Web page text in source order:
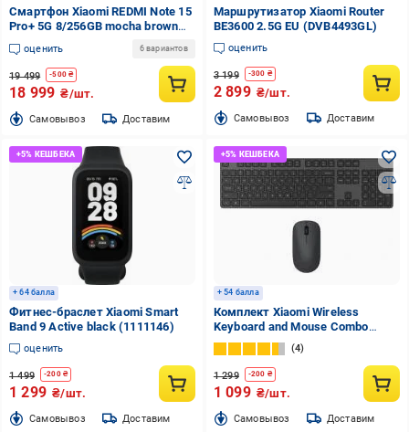
Смартфон Xiaomi REDMI Note 15
Pro+ 5G 8/256GB mocha brown
(1183693)
оценить 6 вариантов
19 499 -500 ₴
18 999 ₴/шт.
Cамовывоз Доставим
Маршрутизатор Xiaomi Router
BE3600 2.5G EU (DVB4493GL)
оценить
3 199 -300 ₴
2 899 ₴/шт.
Cамовывоз Доставим
+ 64 балла
Фитнес-браслет Xiaomi Smart
Band 9 Active black (1111146)
оценить
1 499 -200₴
1 299 ₴/шт.
Cамовывоз Доставим
+ 54 балла
Комплект Xiaomi Wireless
Keyboard and Mouse Combo
(BHR6100GL)
4
1 299 -200 ₴
1 099 ₴/шт.
Cамовывоз Доставим